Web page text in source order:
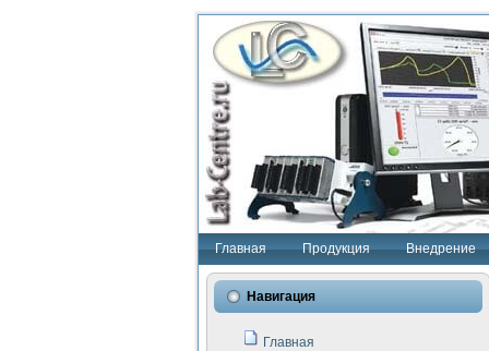
Главная Продукция Внедрение
Навигация
Главная